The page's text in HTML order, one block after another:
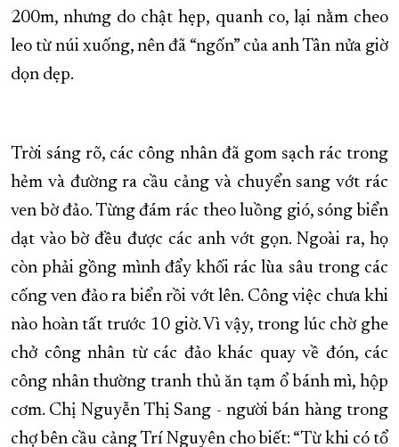
200m, nhưng do chật hẹp, quanh co, lại nằm cheo
leo từ núi xuống, nên đã “ngốn” của anh Tân nửa giờ
dọn dẹp.
Trời sáng rõ, các công nhân đã gom sạch rác trong
hẻm và đường ra cầu cảng và chuyển sang vớt rác
ven bờ đảo. Từng đám rác theo luồng gió, sóng biển
dạt vào bờ đều được các anh vớt gọn. Ngoài ra, họ
còn phải gồng mình đẩy khối rác lùa sâu trong các
cống ven đảo ra biển rồi vớt lên. Công việc chưa khi
nào hoàn tất trước 10 giờ. Vì vậy, trong lúc chờ ghe
chở công nhân từ các đảo khác quay về đón, các
công nhân thường tranh thủ ăn tạm ổ bánh mì, hộp
cơm. Chị Nguyễn Thị Sang - người bán hàng trong
chợ bên cầu cảng Trí Nguyên cho biết: “Từ khi có tổ